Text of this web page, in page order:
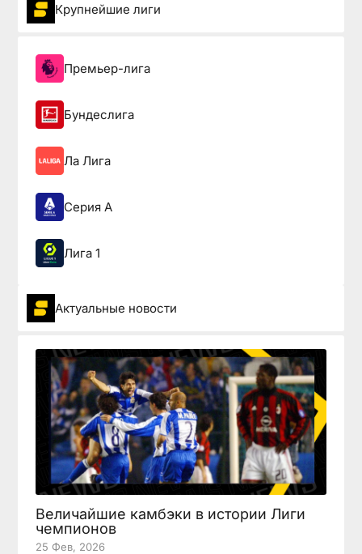
Крупнейшие лиги
Премьер-лига
Бундеслига
Ла Лига
Серия А
Лига 1
Актуальные новости
Величайшие камбэки в истории Лиги
чемпионов
25 Фев, 2026